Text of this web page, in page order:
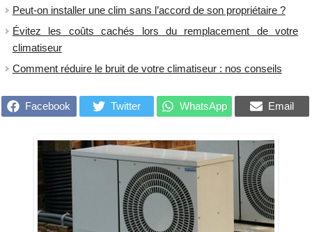
Peut-on installer une clim sans l’accord de son propriétaire ?
Évitez les coûts cachés lors du remplacement de votre
climatiseur
Comment réduire le bruit de votre climatiseur : nos conseils
Facebook Twitter WhatsApp Email